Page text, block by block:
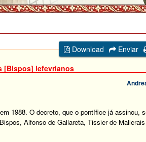
Download Enviar
[Bispos] lefevrianos
1988. O decreto, que o pontífice já assinou,
Alfonso de Gallareta, Tissier de